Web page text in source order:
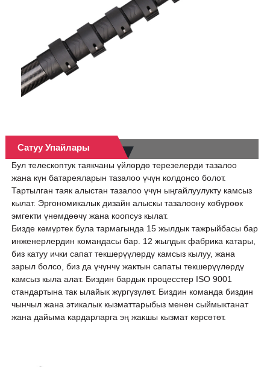
Сатуу Упайлары
Бул телескоптук таякчаны үйлөрдө терезелерди тазалоо
жана күн батареяларын тазалоо үчүн колдонсо болот.
Тартылган таяк алыстан тазалоо үчүн ыңгайлуулукту камсыз
кылат. Эргономикалык дизайн алыскы тазалоону көбүрөөк
эмгекти үнөмдөөчү жана коопсуз кылат.
Бизде көмүртек була тармагында 15 жылдык тажрыйбасы бар
инженерлердин командасы бар. 12 жылдык фабрика катары,
биз катуу ички сапат текшерүүлөрдү камсыз кылуу, жана
зарыл болсо, биз да үчүнчү жактын сапаты текшерүүлөрдү
камсыз кыла алат. Биздин бардык процесстер ISO 9001
стандартына так ылайык жүргүзүлөт. Биздин команда биздин
чынчыл жана этикалык кызматтарыбыз менен сыймыктанат
жана дайыма кардарларга эң жакшы кызмат көрсөтөт.